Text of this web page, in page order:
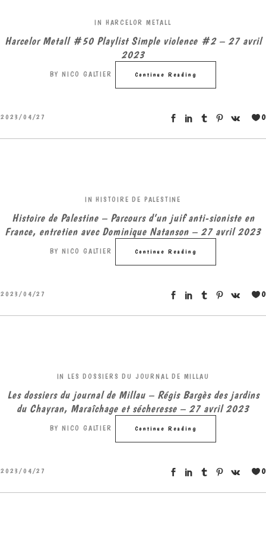
IN HARCELOR METALL
Harcelor Metall #50 Playlist Simple violence #2 – 27 avril
2023
BY NICO GALTIER Continue Reading
2023/04/27 0
IN HISTOIRE DE PALESTINE
Histoire de Palestine – Parcours d’un juif anti-sioniste en
France, entretien avec Dominique Natanson – 27 avril 2023
BY NICO GALTIER Continue Reading
2023/04/27 0
IN LES DOSSIERS DU JOURNAL DE MILLAU
Les dossiers du journal de Millau – Régis Bargès des jardins
du Chayran, Maraîchage et sécheresse – 27 avril 2023
BY NICO GALTIER Continue Reading
2023/04/27 0